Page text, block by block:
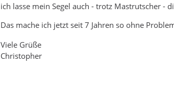
ich lasse mein Segel auch - trotz Mastrutscher -
Das mache ich jetzt seit 7 Jahren so ohne
Viele Grüße
Christopher